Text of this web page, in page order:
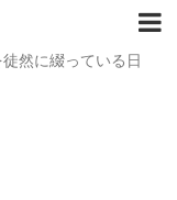
然に綴っている日